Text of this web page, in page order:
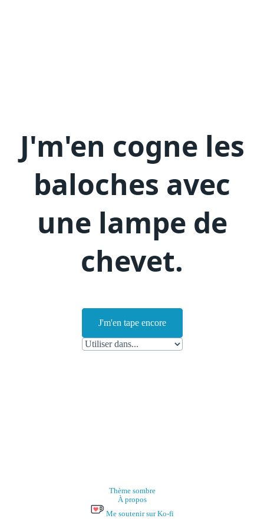
J'm'en cogne les
baloches avec
une lampe de
chevet.
J'm'en tape encore
Thème sombre
À propos
Me soutenir sur Ko-fi